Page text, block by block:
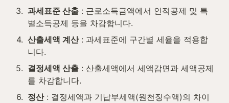
3. 과세표준 산출 : 근로소득금액에서 인적공제 및 특
별소득공제 등을 차감합니다.
4. 산출세액 계산 : 과세표준에 구간별 세율을 적용합
니다.
5. 결정세액 산출 : 산출세액에서 세액감면과 세액공제
를 차감합니다.
6. 정산 : 결정세액과 기납부세액(원천징수액)의 차이